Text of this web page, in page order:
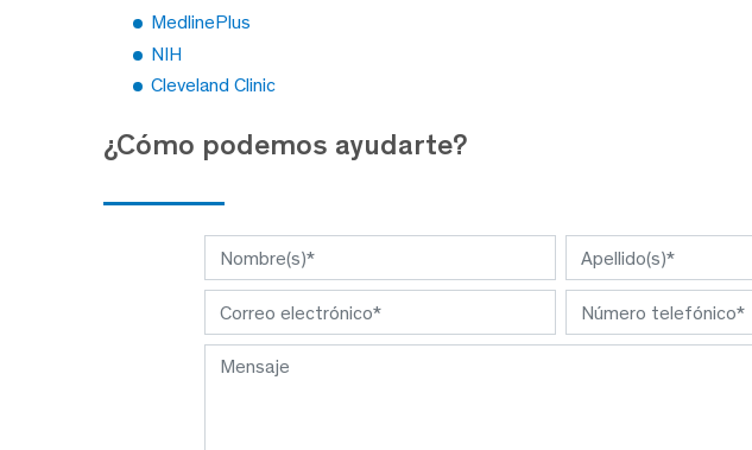
MedlinePlus
NIH
Cleveland Clinic
¿Cómo podemos ayudarte?